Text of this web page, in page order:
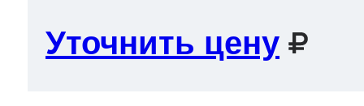
Уточнить цену